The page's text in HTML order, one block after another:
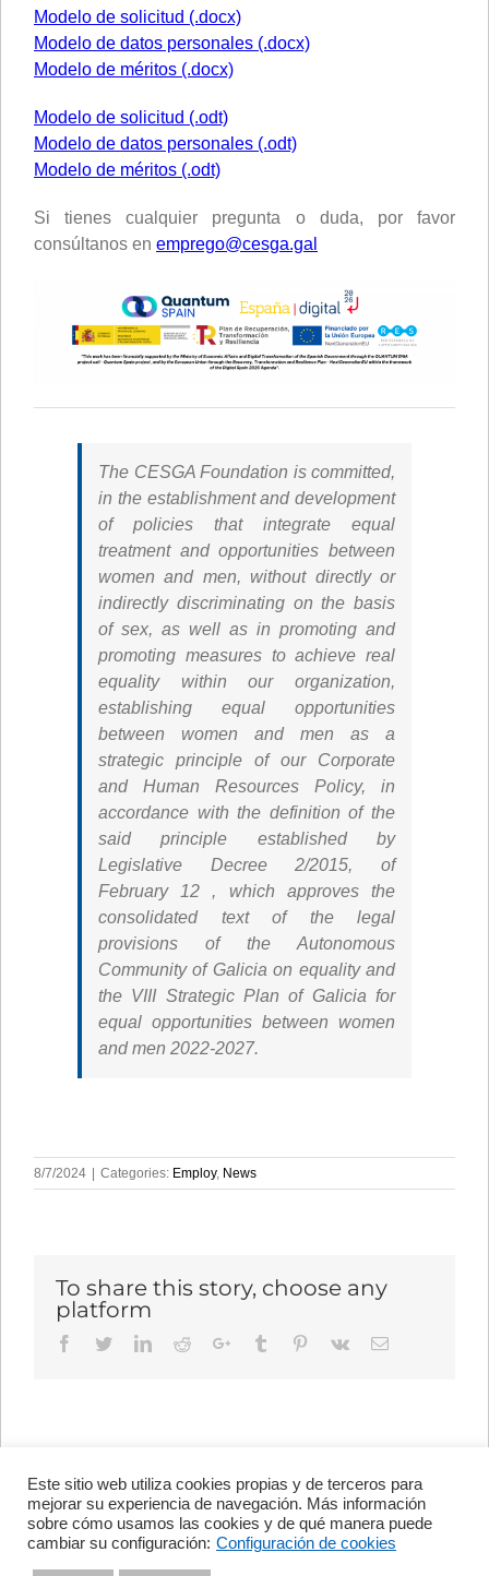
Modelo de solicitud (.docx)
Modelo de datos personales (.docx)
Modelo de méritos (.docx)
Modelo de solicitud (.odt)
Modelo de datos personales (.odt)
Modelo de méritos (.odt)
Si tienes cualquier pregunta o duda, por favor
consúltanos en emprego@cesga.gal
The CESGA Foundation is committed,
in the establishment and development
of policies that integrate equal
treatment and opportunities between
women and men, without directly or
indirectly discriminating on the basis
of sex, as well as in promoting and
promoting measures to achieve real
equality within our organization,
establishing equal opportunities
between women and men as a
strategic principle of our Corporate
and Human Resources Policy, in
accordance with the definition of the
said principle established by
Legislative Decree 2/2015, of
February 12 , which approves the
consolidated text of the legal
provisions of the Autonomous
Community of Galicia on equality and
the VIII Strategic Plan of Galicia for
equal opportunities between women
and men 2022-2027.
8/7/2024 Categories: Employ, News
To share this story, choose any
platform
Facebook
TwitterLinkedIn
RedditGoogle+Tumblr Pinterest
Vk Email
Avenida de Vigo, s/n 15705
Santiago de Compostela, A
Coruña, España
+34 981 56 98 10
Este sitio web utiliza cookies propias y de terceros para
mejorar su experiencia de navegación. Más información
sobre cómo usamos las cookies y de qué manera puede
cambiar su configuración: Configuración de cookies